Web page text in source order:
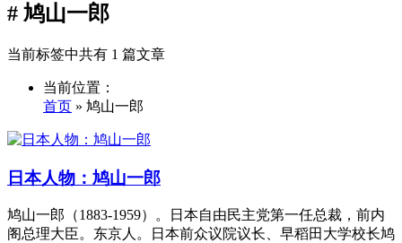
# 鸠山一郎
当前标签中共有 1 篇文章
当前位置：
首页 » 鸠山一郎
日本人物：鸠山一郎
鸠山一郎（1883-1959）。日本自由民主党第一任总裁，前内
阁总理大臣。东京人。日本前众议院议长、早稻田大学校长鸠